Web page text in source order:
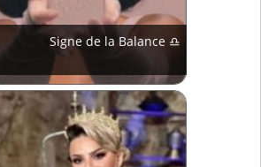
Signe de la Balance ♎